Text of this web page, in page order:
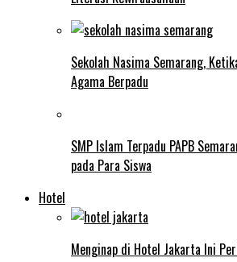
Sekolah Nasima Semarang,
Agama Berpadu
SMP Islam Terpadu PAPB
pada Para Siswa
Hotel
Menginap di Hotel Jakarta Ini